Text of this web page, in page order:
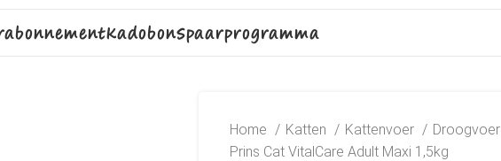
KadobonSpaarprogramma
Home Katten Kattenvoer
Droogvoer
Prins Cat VitalCare Adult Maxi 1,5kg